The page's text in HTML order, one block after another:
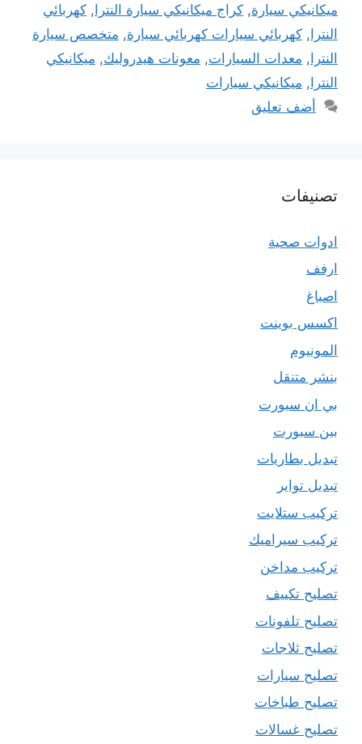
ميكانيكي سيارة, كراج ميكانيكي سيارة النترا, كهربائي
النترا, كهربائي سيارات كهربائي سيارة, متخصص سيارة
النترا, معدات السيارات, معونات هيدروليك, ميكانيكي
النترا, ميكانيكي سيارات
أضف تعليق
تصنيفات
ادوات صحية
ارفف
اصباغ
اكسس بوينت
المونيوم
بنشر متنقل
بي ان سبورت
بين سبورت
تبديل بطاريات
تبديل تواير
تركيب ستلايت
تركيب سيراميك
تركيب مداخن
تصليح تكييف
تصليح تلفونات
تصليح ثلاجات
تصليح سيارات
تصليح طباخات
تصليح غسالات